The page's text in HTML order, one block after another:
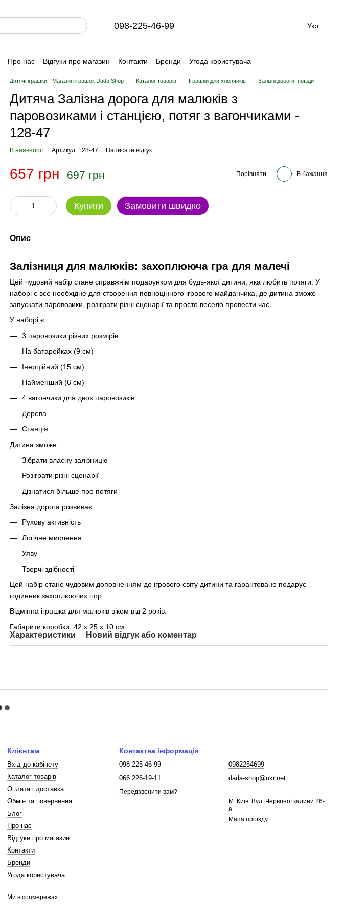
098-225-46-99 Укр
Про нас Відгуки про магазин Контакти Бренди Угода користувача
Дитячі іграшки - Магазин іграшок Dada Shop Каталог товарів Іграшки для хлопчиків Залізні дороги, поїзди
Дитяча Залізна дорога для малюків з
паровозиками і станцією, потяг з вагончиками -
128-47
В наявності Артикул: 128-47 Написати відгук
657 грн 697 грн Порівняти В бажання
Купити Замовити швидко
Опис
Залізниця для малюків: захоплююча гра для малечі
Цей чудовий набір стане справжнім подарунком для будь-якої дитини, яка любить потяги. У
наборі є все необхідне для створення повноцінного ігрового майданчика, де дитина зможе
запускати паровозики, розіграти різні сценарії та просто весело провести час.
У наборі є:
3 паровозики різних розмірів:
На батарейках (9 см)
Інерційний (15 см)
Найменший (6 см)
4 вагончики для двох паровозиків
Дерева
Станція
Дитина зможе:
Зібрати власну залізницю
Розіграти різні сценарії
Дізнатися більше про потяги
Залізна дорога розвиває:
Рухову активність
Логічне мислення
Уяву
Творчі здібності
Цей набір стане чудовим доповненням до ігрового світу дитини та гарантовано подарує
годинник захоплюючих ігор.
Відмінна іграшка для малюків віком від 2 років.
Габарити коробки: 42 х 25 х 10 см.
Характеристики Новий відгук або коментар
Клієнтам
Вхід до кабінету
Каталог товарів
Оплата і доставка
Обмін та повернення
Блог
Про нас
Відгуки про магазин
Контакти
Бренди
Угода користувача
Ми в соцмережах
Контактна інформація
098-225-46-99
066 226-19-11
Передзвонити вам?
0982254699
dada-shop@ukr.net
М. Київ. Вул. Червоної калини 26-
а
Мапа проїзду